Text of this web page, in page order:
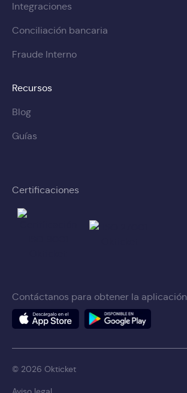
Integraciones
Conciliación bancaria
Fraude Interno
Recursos
Blog
Guías
Certificaciones
Contáctanos para obtener la aplicación
© 2026 Okticket